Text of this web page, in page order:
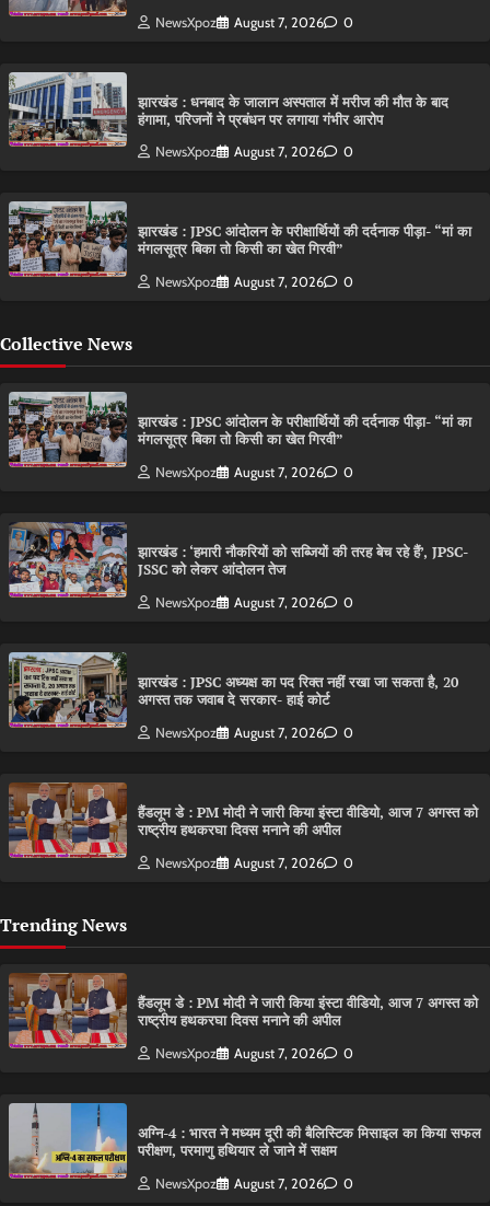
NewsXpoz August 7, 2026 0
झारखंड : धनबाद के जालान अस्पताल में मरीज की मौत के बाद
हंगामा, परिजनों ने प्रबंधन पर लगाया गंभीर आरोप
NewsXpoz August 7, 2026 0
झारखंड : JPSC आंदोलन के परीक्षार्थियों की दर्दनाक पीड़ा- “मां का
मंगलसूत्र बिका तो किसी का खेत गिरवी”
NewsXpoz August 7, 2026 0
Collective News
झारखंड : JPSC आंदोलन के परीक्षार्थियों की दर्दनाक पीड़ा- “मां का
मंगलसूत्र बिका तो किसी का खेत गिरवी”
NewsXpoz August 7, 2026 0
झारखंड : ‘हमारी नौकरियों को सब्जियों की तरह बेच रहे हैं’, JPSC-
JSSC को लेकर आंदोलन तेज
NewsXpoz August 7, 2026 0
झारखंड : JPSC अध्यक्ष का पद रिक्त नहीं रखा जा सकता है, 20
अगस्त तक जवाब दे सरकार- हाई कोर्ट
NewsXpoz August 7, 2026 0
हैंडलूम डे : PM मोदी ने जारी किया इंस्टा वीडियो, आज 7 अगस्त को
राष्ट्रीय हथकरघा दिवस मनाने की अपील
NewsXpoz August 7, 2026 0
Trending News
हैंडलूम डे : PM मोदी ने जारी किया इंस्टा वीडियो, आज 7 अगस्त को
राष्ट्रीय हथकरघा दिवस मनाने की अपील
NewsXpoz August 7, 2026 0
अग्नि-4 : भारत ने मध्यम दूरी की बैलिस्टिक मिसाइल का किया सफल
परीक्षण, परमाणु हथियार ले जाने में सक्षम
NewsXpoz August 7, 2026 0